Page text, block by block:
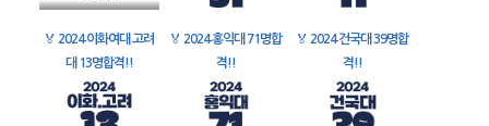
🏅 2024 이화여대 고려
대 13명합격!!
🏅 2024 홍익대 71명합
격!!
🏅 2024 건국대 39명합
격!!